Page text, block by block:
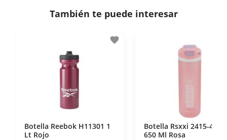
- Certificados de seguridad SSL y Encriptación 3D.
disposiciones legales y Códigos de Ética de la
Asociación Mexicana de Internet (AIMX).
- Nos encontramos en la lista de socios Activos de
la Asociación de Internet.MX.
También te puede interesar
favorite
Botella Reebok H11301 1
Lt Rojo
Botella Rsxxi 2415-4665
650 Ml Rosa